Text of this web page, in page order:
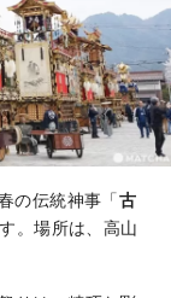
の伝統神事「古
。場所は、高山